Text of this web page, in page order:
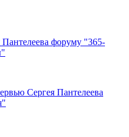
форуму "365-
Сергея Пантелеева